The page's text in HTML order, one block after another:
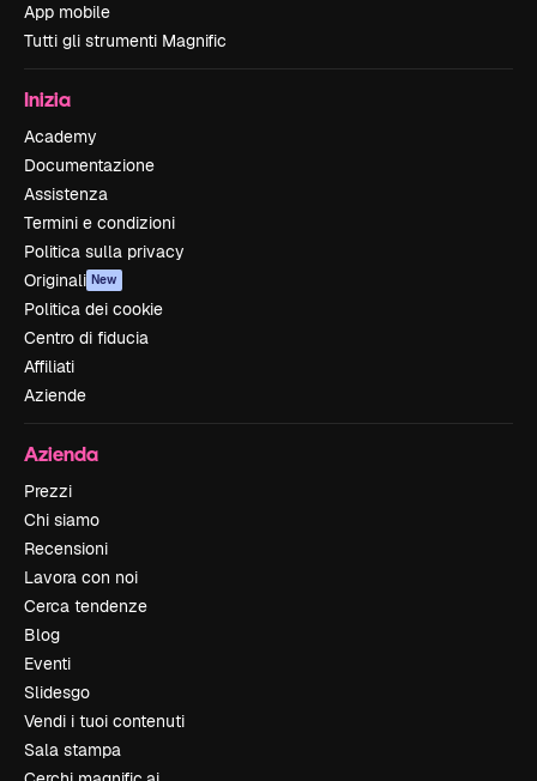
App mobile
Tutti gli strumenti Magnific
Inizia
Academy
Documentazione
Assistenza
Termini e condizioni
Politica sulla privacy
Originali New
Politica dei cookie
Centro di fiducia
Affiliati
Aziende
Azienda
Prezzi
Chi siamo
Recensioni
Lavora con noi
Cerca tendenze
Blog
Eventi
Slidesgo
Vendi i tuoi contenuti
Sala stampa